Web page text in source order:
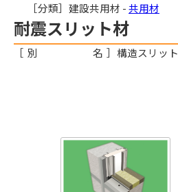
［分類］建設共用材 -共用材
耐震スリット材
［ 別名 ］ 構造スリット